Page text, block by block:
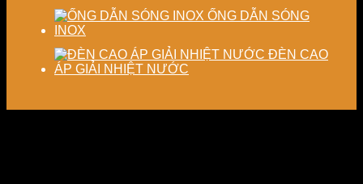
ỐNG DẪN SÓNG
INOX
ĐÈN CAO
ÁP GIẢI NHIỆT NƯỚC